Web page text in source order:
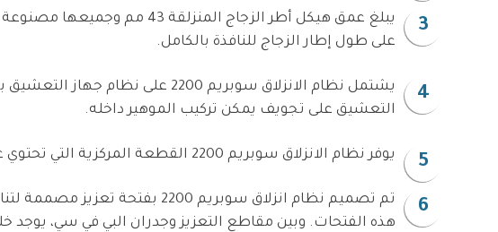
يبلغ عمق هيكل أطر الزجاج
على طول إطار الزجاج للنافذة بالكامل.
يشتمل نظام الانزلاق سوبريم
التعشيق على تجويف يمكن تركيب الموهير داخله.
يوفر نظام الانزلاق سوبريم 2200 القطعة المركزية التي تحتوي على فرشاة مدمجة للجزء العلوي والسفلي لضمان التركيب الملائم لأطر الزجاج.
تم تصميم نظام انزلاق سوبريم
هذه الفتحات. وبين مقاطع التعزيز وجدران البي في سي، يوجد